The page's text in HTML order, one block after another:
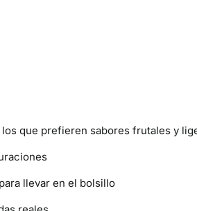
los que prefieren sabores frutales y
llevar en el bolsillo